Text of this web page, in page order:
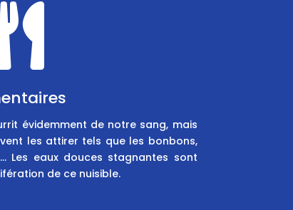
évidemment de notre sang, mais
les attirer tels que les bonbons,
Les eaux douces stagnantes sont
de ce nuisible.